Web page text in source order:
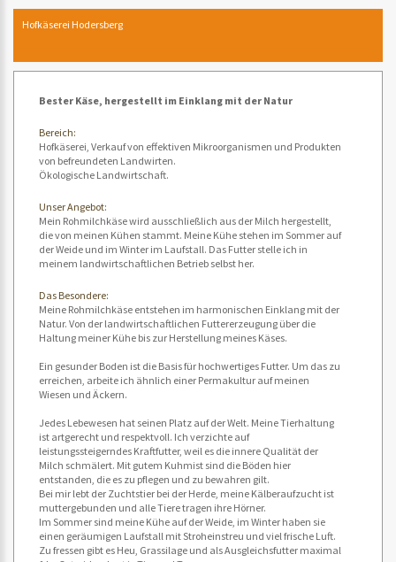
Hofkäserei Hodersberg
Bester Käse, hergestellt im Einklang mit der Natur
Bereich:
Hofkäserei, Verkauf von effektiven Mikroorganismen und Produkten
von befreundeten Landwirten.
Ökologische Landwirtschaft.
Unser Angebot:
Mein Rohmilchkäse wird ausschließlich aus der Milch hergestellt,
die von meinen Kühen stammt. Meine Kühe stehen im Sommer auf
der Weide und im Winter im Laufstall. Das Futter stelle ich in
meinem landwirtschaftlichen Betrieb selbst her.
Das Besondere:
Meine Rohmilchkäse entstehen im harmonischen Einklang mit der
Natur. Von der landwirtschaftlichen Futtererzeugung über die
Haltung meiner Kühe bis zur Herstellung meines Käses.
Ein gesunder Boden ist die Basis für hochwertiges Futter. Um das zu
erreichen, arbeite ich ähnlich einer Permakultur auf meinen
Wiesen und Äckern.
Jedes Lebewesen hat seinen Platz auf der Welt. Meine Tierhaltung
ist artgerecht und respektvoll. Ich verzichte auf
leistungssteigerndes Kraftfutter, weil es die innere Qualität der
Milch schmälert. Mit gutem Kuhmist sind die Böden hier
entstanden, die es zu pflegen und zu bewahren gilt.
Bei mir lebt der Zuchtstier bei der Herde, meine Kälberaufzucht ist
muttergebunden und alle Tiere tragen ihre Hörner.
Im Sommer sind meine Kühe auf der Weide, im Winter haben sie
einen geräumigen Laufstall mit Stroheinstreu und viel frische Luft.
Zu fressen gibt es Heu, Grassilage und als Ausgleichsfutter maximal